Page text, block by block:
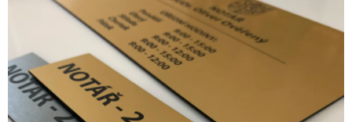
hvězdiček.